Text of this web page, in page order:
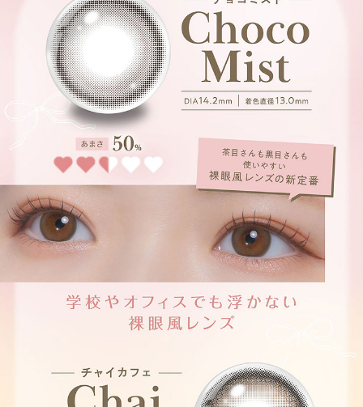
じゅわっとフチ×甘かわ盛れ
じゅわっと発色のぼかしフチがナチュラルに瞳を強調するブラウンレンズ!
アフォガード【Affogato】
じゅわっと透明感×ふんわり盛れ。
ふんわりしたレンズデザインと優しいダークブラウンが、とろけるような甘
い瞳を演出♡
コーヒーゼリー【Coffee Jelly】
いつでもどこでも使える、失敗しない万人受けレンズ。
こっそり盛れて、うるつや感を仕込めちゃう♡♡
シアーブラウン【Sheer Brown】
白目に馴染むシンプルなディープブラウンデザインで 裸眼を自然に大きく
シアーブラウン【Sheer Brown】
せるナチュラルレンズ。
カフェモカ【Cafe Mocha】